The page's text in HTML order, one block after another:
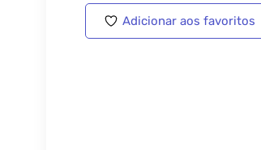
Adicionar aos favoritos